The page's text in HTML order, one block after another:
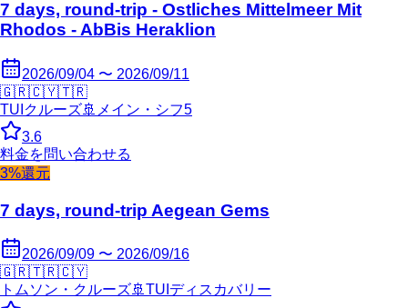
7 days, round-trip - Ostliches Mittelmeer Mit
Rhodos - AbBis Heraklion
2026/09/04 〜 2026/09/11
🇬🇷🇨🇾🇹🇷
TUIクルーズ🚢 メイン・シフ5
3.6
料金を問い合わせる
3%還元
7 days, round-trip Aegean Gems
2026/09/09 〜 2026/09/16
🇬🇷🇹🇷🇨🇾
トムソン・クルーズ🚢 TUIディスカバリー